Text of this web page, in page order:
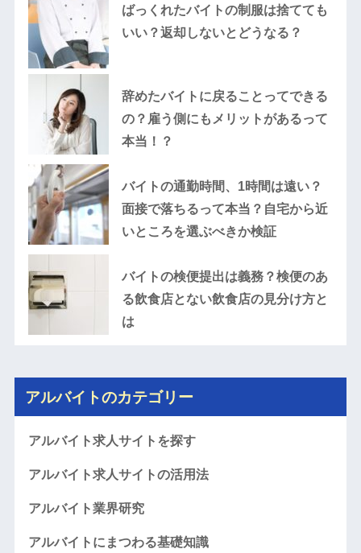
ばっくれたバイトの制服は捨てても
いい？返却しないとどうなる？
辞めたバイトに戻ることってできる
の？雇う側にもメリットがあるって
本当！？
バイトの通勤時間、1時間は遠い？
面接で落ちるって本当？自宅から近
いところを選ぶべきか検証
バイトの検便提出は義務？検便のあ
る飲食店とない飲食店の見分け方と
は
アルバイトのカテゴリー
アルバイト求人サイトを探す
アルバイト求人サイトの活用法
アルバイト業界研究
アルバイトにまつわる基礎知識